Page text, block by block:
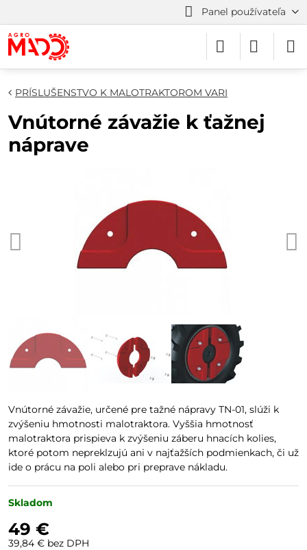
Panel používateľa
PRÍSLUŠENSTVO K MALOTRAKTOROM VARI
Vnútorné závažie k ťažnej
náprave
Vnútorné závažie, určené pre tažné nápravy TN-01, slúži k
zvýšeniu hmotnosti malotraktora. Vyššia hmotnosť
malotraktora prispieva k zvýšeniu záberu hnacích kolies,
ktoré potom nepreklzujú ani v najťažších podmienkach, či už
ide o prácu na poli alebo pri preprave nákladu.
Skladom
49 €
39,84 € bez DPH